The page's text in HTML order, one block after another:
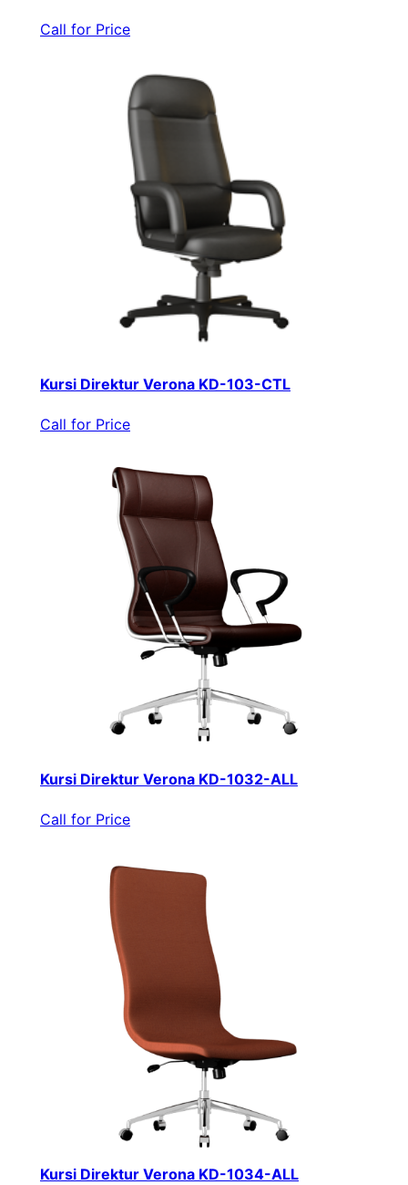
Call for Price
Kursi Direktur Verona KD-103-CTL
Call for Price
Kursi Direktur Verona KD-1032-ALL
Call for Price
Kursi Direktur Verona KD-1034-ALL